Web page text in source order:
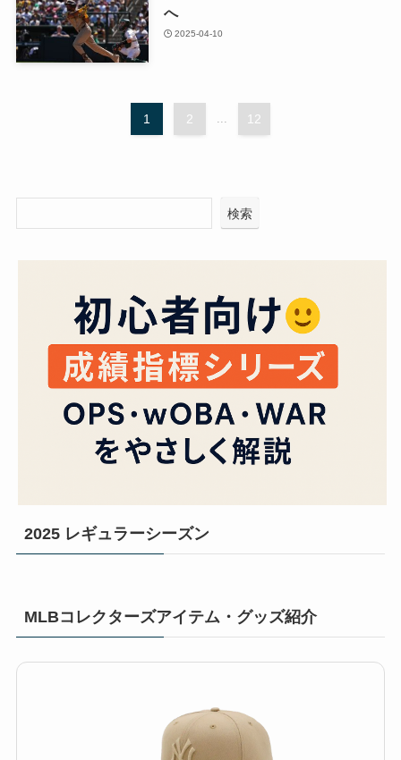
へ
2025-04-10
1 2 12
検索
2025 レギュラーシーズン
MLBコレクターズアイテム・グッズ紹介